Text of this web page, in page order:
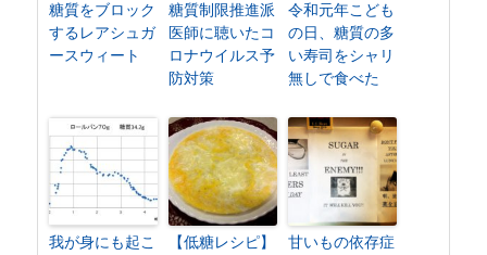
糖質をブロック
するレアシュガ
ースウィート
糖質制限推進派
医師に聴いたコ
ロナウイルス予
防対策
令和元年こども
の日、糖質の多
い寿司をシャリ
無しで食べた
我が身にも起こ
【低糖レシピ】
甘いもの依存症